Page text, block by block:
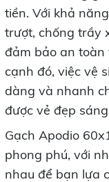
tiền. Với khả
trượt, chống trầy
đảm bảo an toàn
cạnh đó, việc vệ
dàng và nhanh
được vẻ đẹp
Gạch Apodio
phong phú, với
nhau để bạn lựa